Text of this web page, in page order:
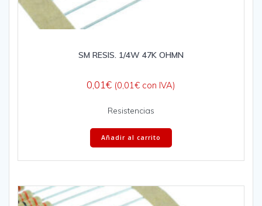
SM RESIS. 1/4W 47K OHMN
0,01€ (0,01 € con IVA)
Resistencias
Añadir al carrito